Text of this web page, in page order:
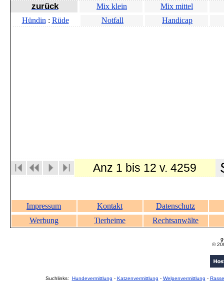
zurück Mix klein
Mix mittel
Hündin : Rüde Notfall Handicap
Anz 1 bis 12 v. 4259
Impressum Kontakt
Datenschutz
Werbung
Tierheime Rechtsanwälte
©
Suchlinks: Hundevermittlung - Katzenvermittlung - Welpenvermittlung -